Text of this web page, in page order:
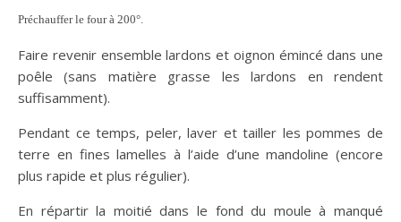
Préchauffer le four à 200°.
Faire revenir ensemble lardons et oignon émincé dans une
poêle (sans matière grasse les lardons en rendent
suffisamment).
Pendant ce temps, peler, laver et tailler les pommes de
terre en fines lamelles à l’aide d’une mandoline (encore
plus rapide et plus régulier).
En répartir la moitié dans le fond du moule à manqué